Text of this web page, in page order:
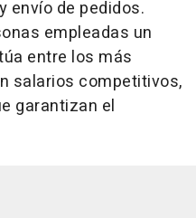
envío de pedidos.
empleadas un
entre los más
salarios competitivos,
garantizan el